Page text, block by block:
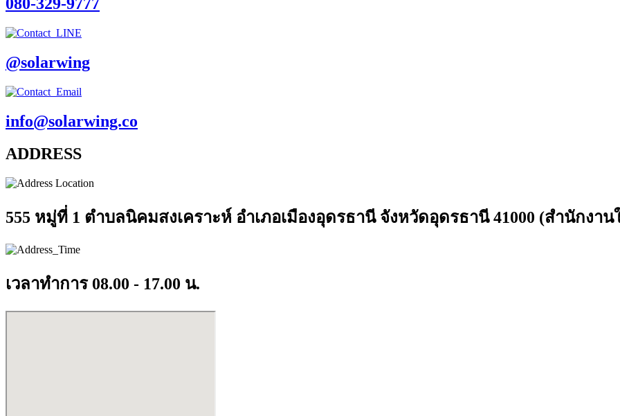
@solarwing
info@solarwing.co
ADDRESS
555 หมู่ที่ 1 ตำบลนิคมสงเคราะห์ อำเภอเมืองอุดรธานี จังหวัดอุดรธานี 41000 (สำนักงา
เวลาทำการ 08.00 - 17.00 น.